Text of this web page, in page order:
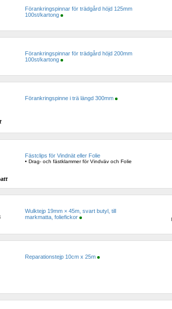
Förankringspinnar för trädgård höjd 125mm
100st/kartong
Förankringspinnar för trädgård höjd 200mm
100st/kartong
Förankringspinne i trä längd 300mm
Fästclips för Vindnät eller Folie
• Drag- och fästklammer för Vindväv och Folie
Wulktejp 19mm × 45m, svart butyl, till
markmatta, foliefickor
Reparationstejp 10cm x 25m